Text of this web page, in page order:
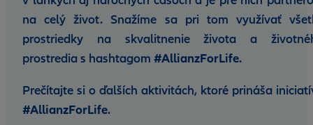
na celý život. Snažíme sa pri tom využívať
prostriedky na skvalitnenie života a
prostredia s hashtagom #AllianzForLife.
Prečítajte si o ďalších aktivitách, ktoré prináša
#AllianzForLife.